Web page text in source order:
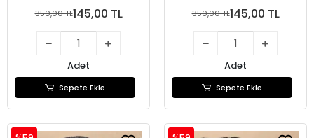
350,00 TL145,00 TL
Adet
Sepete Ekle
350,00 TL145,00 TL
Adet
Sepete Ekle